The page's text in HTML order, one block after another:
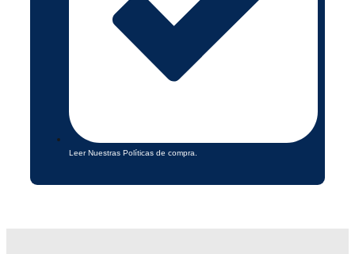
Leer Nuestras Políticas de compra.